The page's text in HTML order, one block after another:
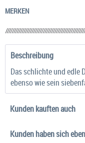
MERKEN
Beschreibung
Das schlichte und edle
ebenso wie sein
Kunden kauften auch
Kunden haben sich